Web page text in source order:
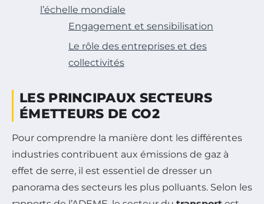
l’échelle mondiale
Engagement et sensibilisation
Le rôle des entreprises et des
collectivités
LES PRINCIPAUX SECTEURS
ÉMETTEURS DE CO2
Pour comprendre la manière dont les différentes
industries contribuent aux émissions de gaz à
effet de serre, il est essentiel de dresser un
panorama des secteurs les plus polluants. Selon les